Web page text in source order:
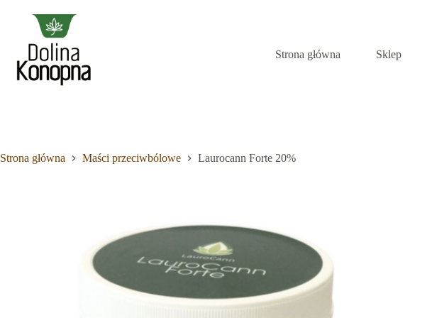
Brak
Strona główna Sklep
Strona główna Maści przeciwbólowe Laurocann Forte 20%